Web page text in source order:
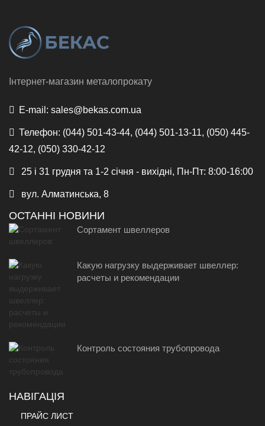
Інтернет-магазин металопрокату
E-mail: sales@bekas.com.ua
Телефон: (044) 501-43-44, (044) 501-13-11, (050) 445-
42-12, (050) 330-42-12
25 і 31 грудня та 1-2 січня - вихідні, Пн-Пт: 8:00-16:00
вул. Алматинська, 8
ОСТАННІ НОВИНИ
Сортамент швеллеров
Какую нагрузку выдерживает швеллер:
расчеты и рекомендации
Контроль состояния трубопровода
НАВІГАЦІЯ
ПРАЙС ЛИСТ